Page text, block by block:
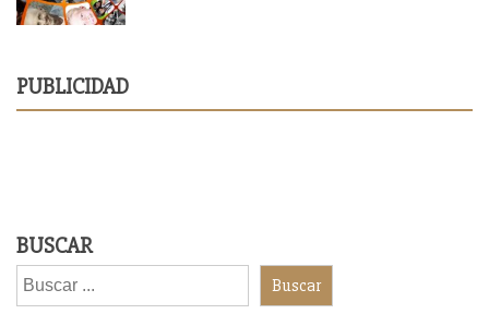
PUBLICIDAD
BUSCAR
Buscar